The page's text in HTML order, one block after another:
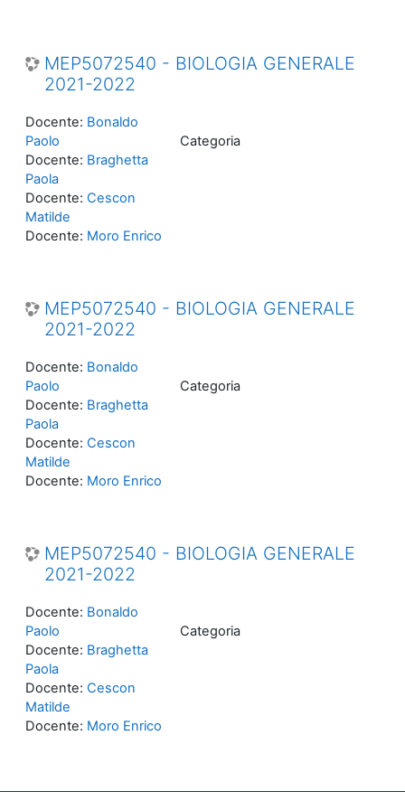
MEP5072540 - BIOLOGIA GENERALE
2021-2022
Categoria
Docente: Bonaldo
Paolo
Docente: Braghetta
Paola
Docente: Cescon
Matilde
Docente: Moro Enrico
MEP5072540 - BIOLOGIA GENERALE
2021-2022
Categoria
Docente: Bonaldo
Paolo
Docente: Braghetta
Paola
Docente: Cescon
Matilde
Docente: Moro Enrico
MEP5072540 - BIOLOGIA GENERALE
2021-2022
Categoria
Docente: Bonaldo
Paolo
Docente: Braghetta
Paola
Docente: Cescon
Matilde
Docente: Moro Enrico